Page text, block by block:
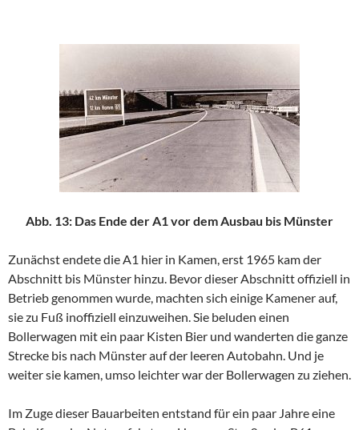
Abb. 13: Das Ende der A1 vor dem Ausbau bis Münster
Zunächst endete die A1 hier in Kamen, erst 1965 kam der
Abschnitt bis Münster hinzu. Bevor dieser Abschnitt offiziell in
Betrieb genommen wurde, machten sich einige Kamener auf,
sie zu Fuß inoffiziell einzuweihen. Sie beluden einen
Bollerwagen mit ein paar Kisten Bier und wanderten die ganze
Strecke bis nach Münster auf der leeren Autobahn. Und je
weiter sie kamen, umso leichter war der Bollerwagen zu ziehen.
Im Zuge dieser Bauarbeiten entstand für ein paar Jahre eine